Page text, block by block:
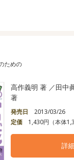
ための
高作義明 著 ／田中
著
発売日
2013/03/26
定価
1,430円（本体
詳